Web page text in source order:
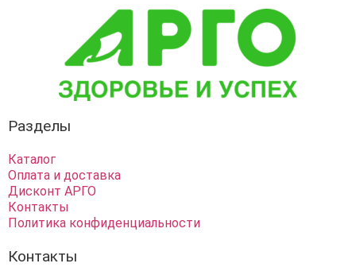
Разделы
Каталог
Оплата и доставка
Дисконт АРГО
Контакты
Политика конфиденциальности
Контакты